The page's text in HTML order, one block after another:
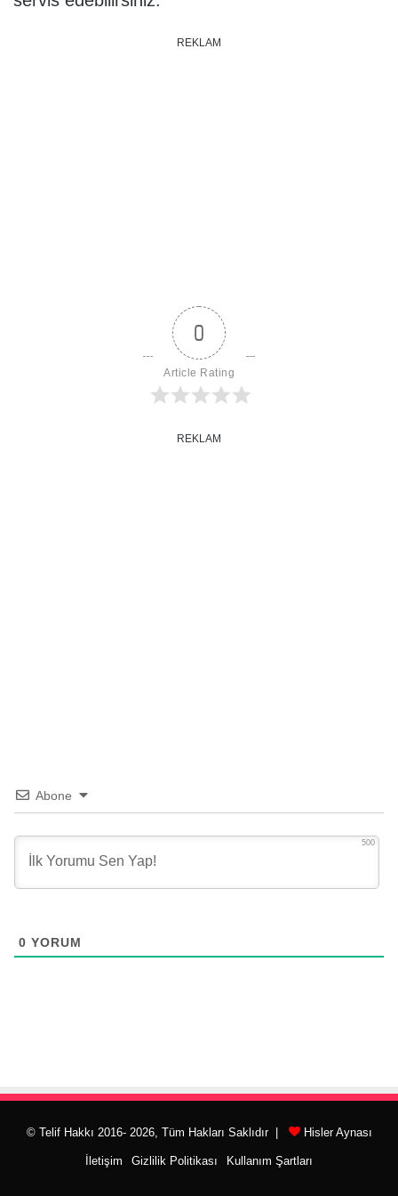
REKLAM
0
Article Rating
REKLAM
Abone
500
0 YORUM
© Telif Hakkı 2016- 2026, Tüm Hakları Saklıdır | Hisler Aynası
İletişim Gizlilik Politikası Kullanım Şartları